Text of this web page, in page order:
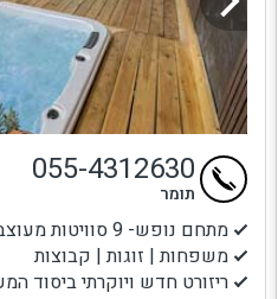
מתחם נופש- 9 סוויטות מעוצבות
משפחות | זוגות | קבוצות
ריזורט חדש ויוקרתי ביסוד
055-4312630
תומר